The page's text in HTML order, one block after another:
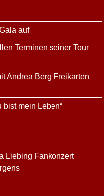
auf
Terminen seiner Tour
Andrea Berg Freikarten
bist mein Leben“
Liebing Fankonzert